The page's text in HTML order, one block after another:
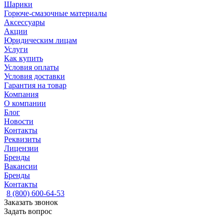
Шарики
Горюче-смазочные материалы
Аксессуары
Акции
Юридическим лицам
Услуги
Как купить
Условия оплаты
Условия доставки
Гарантия на товар
Компания
О компании
Блог
Новости
Контакты
Реквизиты
Лицензии
Бренды
Вакансии
Бренды
Контакты
8 (800) 600-64-53
Заказать звонок
Задать вопрос